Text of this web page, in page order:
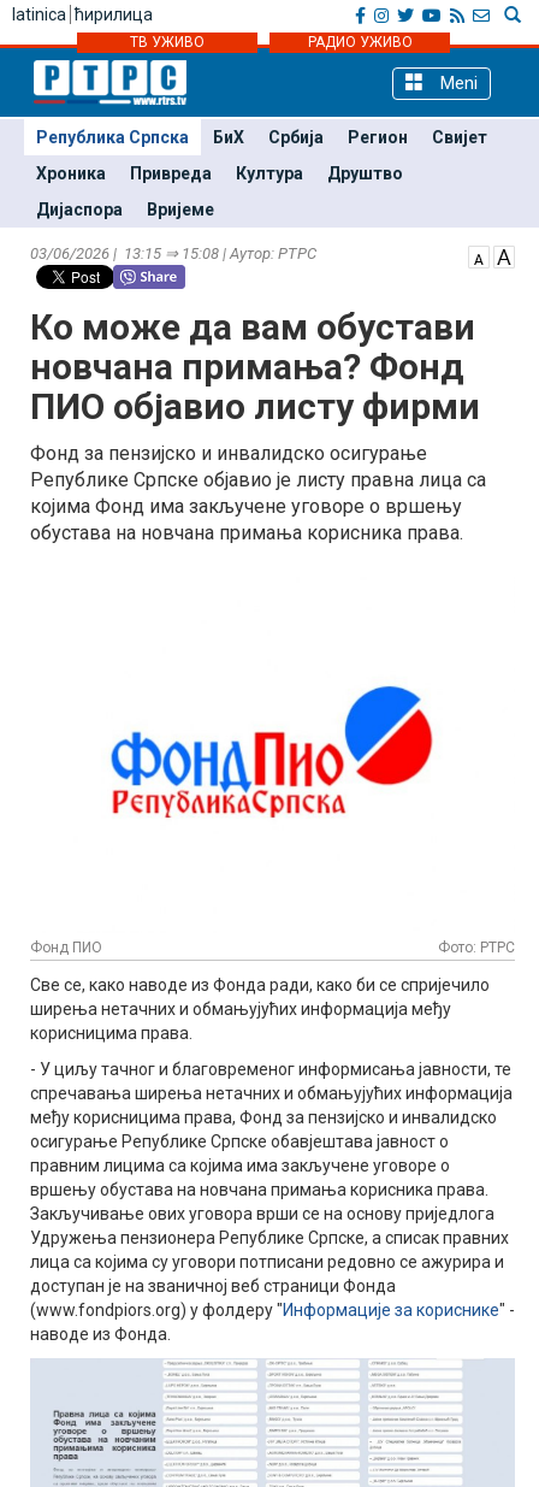
latinica ћирилица
ТВ УЖИВО РАДИО УЖИВО
Meni
Република Српска БиХ Србија Регион
Свијет
Хроника
Привреда Култура
Друштво
Дијаспора
Вријеме
03/06/2026 | 13:15 ⇒ 15:08 | Аутор: РТРС
Ко може да вам обустави
новчана примања? Фонд
ПИО објавио листу фирми
Фонд за пензијско и инвалидско осигурање
Републике Српске објавио је листу правна лица са
којима Фонд има закључене уговоре о вршењу
обустава на новчана примања корисника права.
Фонд ПИО Фото: РТРС
Све се, како наводе из Фонда ради, како би се спријечило
ширења нетачних и обмањујућих информација међу
корисницима права.
- У циљу тачног и благовременог информисања јавности, те
спречавања ширења нетачних и обмањујућих информација
међу корисницима права, Фонд за пензијско и инвалидско
осигурање Републике Српске обавјештава јавност о
правним лицима са којима има закључене уговоре о
вршењу обустава на новчана примања корисника права.
Закључивање ових уговора врши се на основу приједлога
Удружења пензионера Републике Српске, а списак правних
лица са којима су уговори потписани редовно се ажурира и
доступан је на званичној веб страници Фонда
(www.fondpiors.org) у фолдеру "Информације за кориснике" -
наводе из Фонда.